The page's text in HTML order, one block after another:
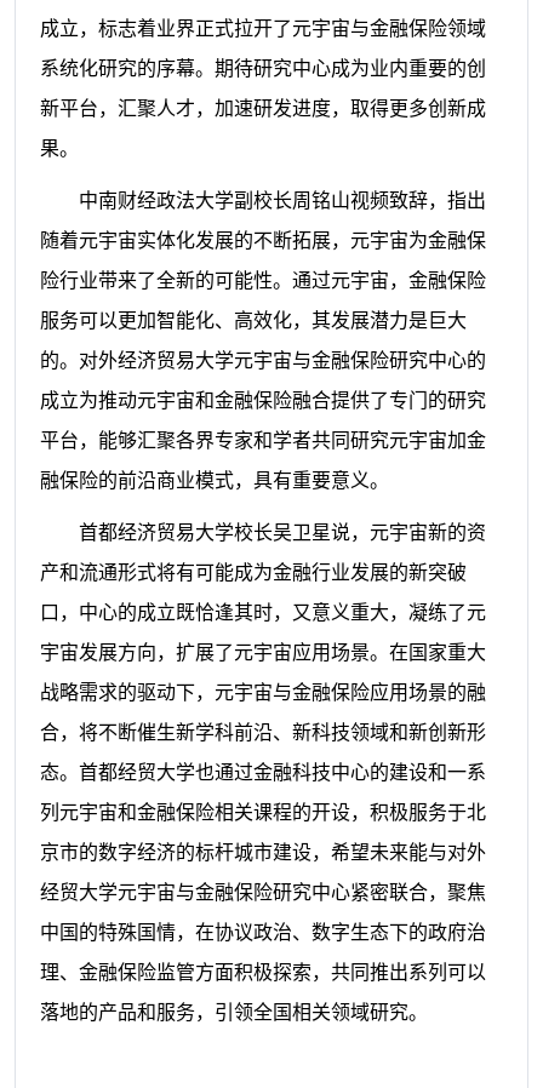
成立，标志着业界正式拉开了元宇宙与金融保险领域
系统化研究的序幕。期待研究中心成为业内重要的创
新平台，汇聚人才，加速研发进度，取得更多创新成
果。
中南财经政法大学副校长周铭山视频致辞，指出
随着元宇宙实体化发展的不断拓展，元宇宙为金融保
险行业带来了全新的可能性。通过元宇宙，金融保险
服务可以更加智能化、高效化，其发展潜力是巨大
的。对外经济贸易大学元宇宙与金融保险研究中心的
成立为推动元宇宙和金融保险融合提供了专门的研究
平台，能够汇聚各界专家和学者共同研究元宇宙加金
融保险的前沿商业模式，具有重要意义。
首都经济贸易大学校长吴卫星说，元宇宙新的资
产和流通形式将有可能成为金融行业发展的新突破
口，中心的成立既恰逢其时，又意义重大，凝练了元
宇宙发展方向，扩展了元宇宙应用场景。在国家重大
战略需求的驱动下，元宇宙与金融保险应用场景的融
合，将不断催生新学科前沿、新科技领域和新创新形
态。首都经贸大学也通过金融科技中心的建设和一系
列元宇宙和金融保险相关课程的开设，积极服务于北
京市的数字经济的标杆城市建设，希望未来能与对外
经贸大学元宇宙与金融保险研究中心紧密联合，聚焦
中国的特殊国情，在协议政治、数字生态下的政府治
理、金融保险监管方面积极探索，共同推出系列可以
落地的产品和服务，引领全国相关领域研究。